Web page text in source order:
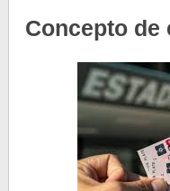
Concepto de